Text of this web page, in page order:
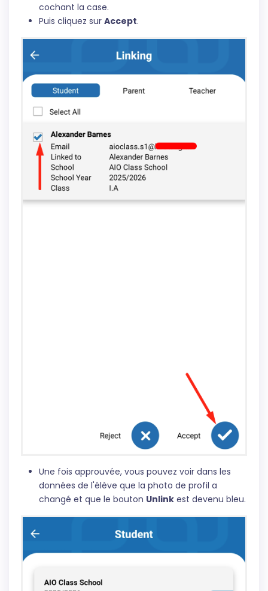
cochant la case.
Puis cliquez sur Accept.
Une fois approuvée, vous pouvez voir dans les
données de l'élève que la photo de profil a
changé et que le bouton Unlink est devenu bleu.